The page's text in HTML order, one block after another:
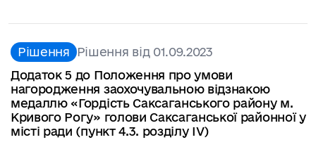
Рішення Рішення від 01.09.2023
Додаток 5 до Положення про умови
нагородження заохочувальною відзнакою
медаллю «Гордість Саксаганського району м.
Кривого Рогу» голови Саксаганської районної у
місті ради (пункт 4.3. розділу IV)